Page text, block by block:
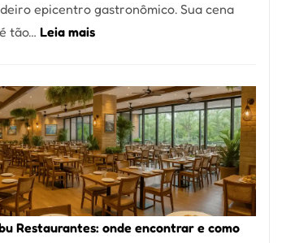
Vila
epicentro gastronômico. Sua cena
tão… Leia mais:
Melhores
Restaurantes
em
São
Paulo:
Um
Guia
Restaurantes: onde encontrar e como